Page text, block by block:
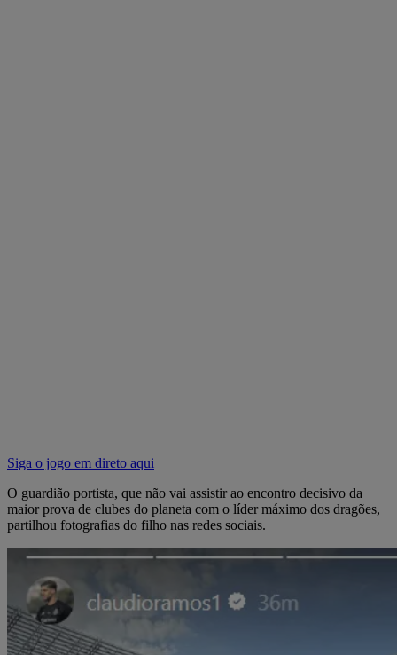
Siga o jogo em direto aqui
O guardião portista, que não vai assistir ao encontro decisivo da
maior prova de clubes do planeta com o líder máximo dos dragões,
partilhou fotografias do filho nas redes sociais.